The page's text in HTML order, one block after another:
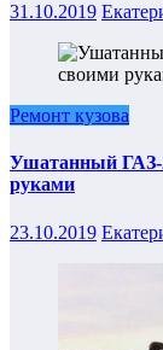
31.10.2019
Ремонт кузова
Ушатанный ГАЗ-
руками
23.10.2019